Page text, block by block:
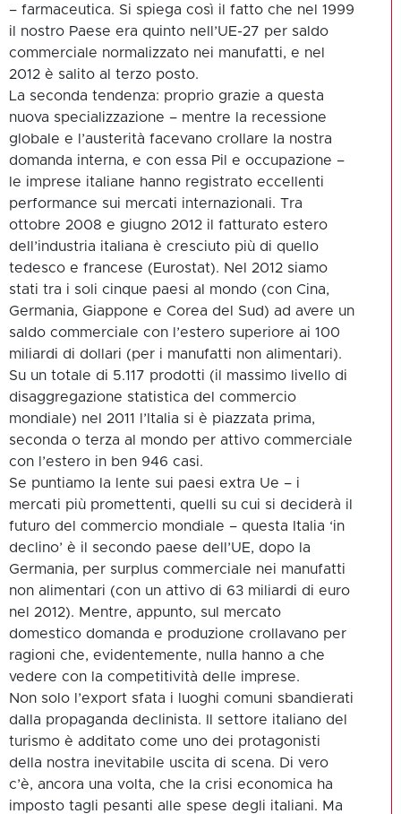
– farmaceutica. Si spiega così il fatto che nel 1999
il nostro Paese era quinto nell’UE-27 per saldo
commerciale normalizzato nei manufatti, e nel
2012 è salito al terzo posto.
La seconda tendenza: proprio grazie a questa
nuova specializzazione – mentre la recessione
globale e l’austerità facevano crollare la nostra
domanda interna, e con essa Pil e occupazione –
le imprese italiane hanno registrato eccellenti
performance sui mercati internazionali. Tra
ottobre 2008 e giugno 2012 il fatturato estero
dell’industria italiana è cresciuto più di quello
tedesco e francese (Eurostat). Nel 2012 siamo
stati tra i soli cinque paesi al mondo (con Cina,
Germania, Giappone e Corea del Sud) ad avere un
saldo commerciale con l’estero superiore ai 100
miliardi di dollari (per i manufatti non alimentari).
Su un totale di 5.117 prodotti (il massimo livello di
disaggregazione statistica del commercio
mondiale) nel 2011 l’Italia si è piazzata prima,
seconda o terza al mondo per attivo commerciale
con l’estero in ben 946 casi.
Se puntiamo la lente sui paesi extra Ue – i
mercati più promettenti, quelli su cui si deciderà il
futuro del commercio mondiale – questa Italia ‘in
declino’ è il secondo paese dell’UE, dopo la
Germania, per surplus commerciale nei manufatti
non alimentari (con un attivo di 63 miliardi di euro
nel 2012). Mentre, appunto, sul mercato
domestico domanda e produzione crollavano per
ragioni che, evidentemente, nulla hanno a che
vedere con la competitività delle imprese.
Non solo l’export sfata i luoghi comuni sbandierati
dalla propaganda declinista. Il settore italiano del
turismo è additato come uno dei protagonisti
della nostra inevitabile uscita di scena. Di vero
c’è, ancora una volta, che la crisi economica ha
imposto tagli pesanti alle spese degli italiani. Ma